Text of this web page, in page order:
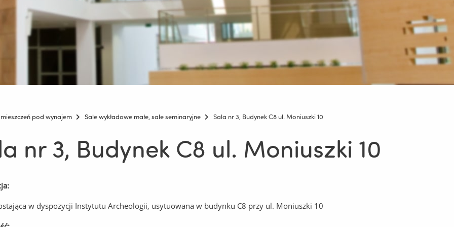
pod wynajem Sale wykładowe małe, sale seminaryjne Sala nr 3, Budynek C8 ul. Moniuszki 10
nr 3, Budynek C8 ul. Moniuszki 10
w dyspozycji Instytutu Archeologii, usytuowana w budynku C8 przy ul. Moniuszki 10